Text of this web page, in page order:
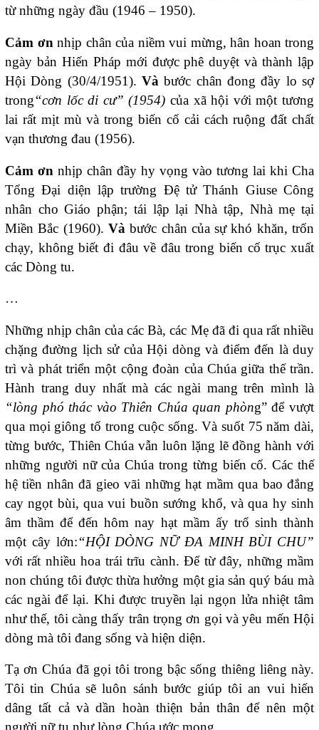
từ những ngày đầu (1946 – 1950).
Cảm ơn nhịp chân của niềm vui mừng, hân hoan trong
ngày bản Hiến Pháp mới được phê duyệt và thành lập
Hội Dòng (30/4/1951). Và bước chân đong đầy lo sợ
trong“cơn lốc di cư” (1954) của xã hội với một tương
lai rất mịt mù và trong biến cố cải cách ruộng đất chất
vạn thương đau (1956).
Cảm ơn nhịp chân đầy hy vọng vào tương lai khi Cha
Tổng Đại diện lập trường Đệ tử Thánh Giuse Công
nhân cho Giáo phận; tái lập lại Nhà tập, Nhà mẹ tại
Miền Bắc (1960). Và bước chân của sự khó khăn, trốn
chạy, không biết đi đâu về đâu trong biến cố trục xuất
các Dòng tu.
…
Những nhịp chân của các Bà, các Mẹ đã đi qua rất nhiều
chặng đường lịch sử của Hội dòng và điểm đến là duy
trì và phát triển một cộng đoàn của Chúa giữa thế trần.
Hành trang duy nhất mà các ngài mang trên mình là
“lòng phó thác vào Thiên Chúa quan phòng” để vượt
qua mọi giông tố trong cuộc sống. Và suốt 75 năm dài,
từng bước, Thiên Chúa vẫn luôn lặng lẽ đồng hành với
những người nữ của Chúa trong từng biến cố. Các thế
hệ tiền nhân đã gieo vãi những hạt mầm qua bao đắng
cay ngọt bùi, qua vui buồn sướng khổ, và qua hy sinh
âm thầm để đến hôm nay hạt mầm ấy trổ sinh thành
một cây lớn:“HỘI DÒNG NỮ ĐA MINH BÙI CHU”
với rất nhiều hoa trái trĩu cành. Để từ đây, những mầm
non chúng tôi được thừa hưởng một gia sản quý báu mà
các ngài để lại. Khi được truyền lại ngọn lửa nhiệt tâm
như thế, tôi càng thấy trân trọng ơn gọi và yêu mến Hội
dòng mà tôi đang sống và hiện diện.
Tạ ơn Chúa đã gọi tôi trong bậc sống thiêng liêng này.
Tôi tin Chúa sẽ luôn sánh bước giúp tôi an vui hiến
dâng tất cả và dần hoàn thiện bản thân để nên một